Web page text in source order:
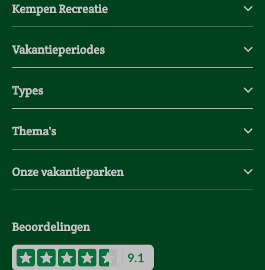
Kempen Recreatie
Vakantieperiodes
Types
Thema's
Onze vakantieparken
Beoordelingen
9.1